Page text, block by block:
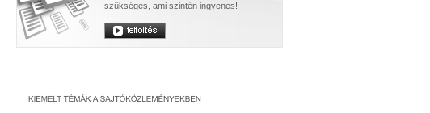
szükséges, ami szintén ingyenes!